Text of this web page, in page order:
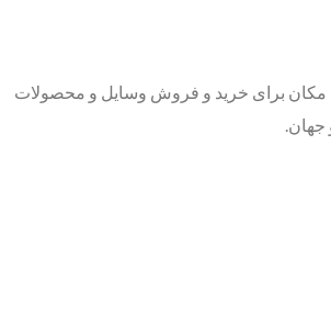
مکان برای خرید و فروش وسایل و محصولات
جهان.